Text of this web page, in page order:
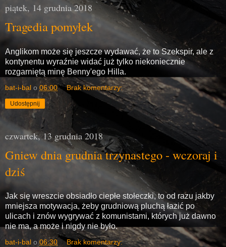
piątek, 14 grudnia 2018
Tragedia pomyłek
Anglikom może się jeszcze wydawać, że to Szekspir, ale z
kontynentu wyraźnie widać już tylko niekoniecznie
rozgarniętą minę Benny'ego Hilla.
bat-i-bal o 06:00 Brak komentarzy:
Udostępnij
czwartek, 13 grudnia 2018
Gniew dnia grudnia trzynastego - wczoraj i
dziś
Jak się wreszcie obsiadło ciepłe stołeczki, to od razu jakby
mniejsza motywacja, żeby grudniową pluchą łazić po
ulicach i znów wygrywać z komunistami, których już dawno
nie ma, a może i nigdy nie było.
bat-i-bal o06:30 Brak komentarzy: